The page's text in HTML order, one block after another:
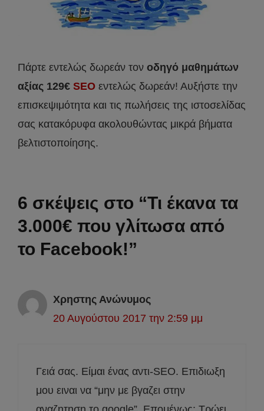
Πάρτε εντελώς δωρεάν τον οδηγό μαθημάτων
αξίας 129€ SEO εντελώς δωρεάν! Αυξήστε την
επισκεψιμότητα και τις πωλήσεις της ιστοσελίδας
σας κατακόρυφα ακολουθώντας μικρά βήματα
βελτιστοποίησης.
6 σκέψεις στο “Τι έκανα τα
3.000€ που γλίτωσα από
το Facebook!”
Χρηστης Ανώνυμος
20 Αυγούστου 2017 την 2:59 μμ
Γειά σας. Είμαι ένας αντι-SEO. Επιδιωξη
μου ειναι να “μην με βγαζει στην